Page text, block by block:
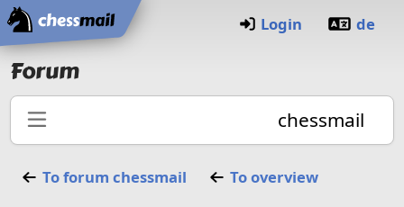
Home
Login de
Forum
chessmail
To forum chessmail To overview